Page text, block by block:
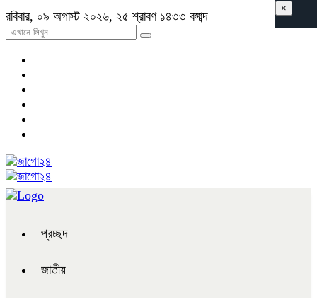
রবিবার, ০৯ অগাস্ট ২০২৬, ২৫ শ্রাবণ ১৪৩৩ বঙ্গাব্দ
প্রচ্ছদ
জাতীয়
×